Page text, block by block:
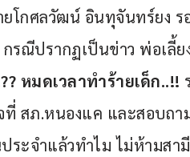
โกศลวัฒน์ อินทุจันทร์ยง ร
ณีปรากฏเป็นข่าว พ่อเลี้ย
หมดเวลาทำร้ายเด็ก..!!
ที่ สภ.หนองแค และสอบถา
ระจำแล้วทำไม ไม่ห้ามสา